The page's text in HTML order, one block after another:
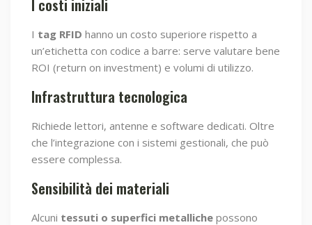
I costi iniziali
I tag RFID hanno un costo superiore rispetto a
un’etichetta con codice a barre: serve valutare bene
ROI (return on investment) e volumi di utilizzo.
Infrastruttura tecnologica
Richiede lettori, antenne e software dedicati. Oltre
che l’integrazione con i sistemi gestionali, che può
essere complessa.
Sensibilità dei materiali
Alcuni tessuti o superfici metalliche possono